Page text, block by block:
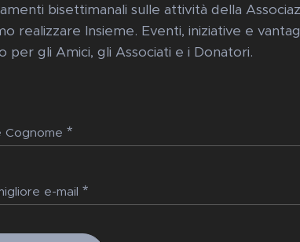
bisettimanali sulle attività della
realizzare Insieme. Eventi, iniziative e
per gli Amici, gli Associati e i Donatori.
Cognome
e-mail